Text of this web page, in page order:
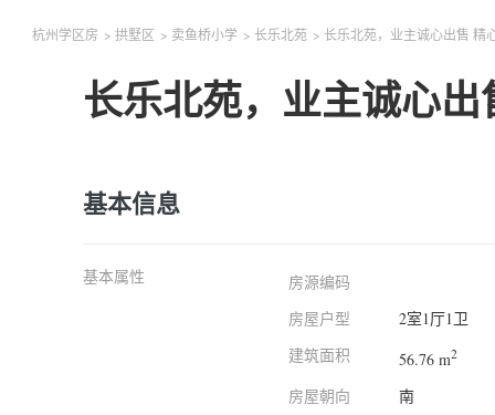
杭州学区房 >拱墅区 > 卖鱼桥小学 >长乐北苑 >长乐北苑，业主诚心出售 精
长乐北苑，业主诚心
基本信息
基本属性
房源编码
房屋户型
2室1厅1卫
建筑面积
56.76 m2
房屋朝向 南